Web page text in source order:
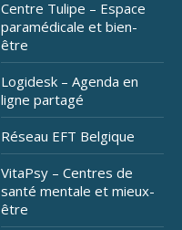
Centre Tulipe – Espace
paramédicale et bien-
être
Logidesk – Agenda en
ligne partagé
Réseau EFT Belgique
VitaPsy – Centres de
santé mentale et mieux-
être